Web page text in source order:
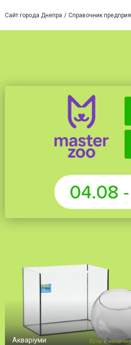
Сайт города Днепра Справочник
Акваріуми Есть в